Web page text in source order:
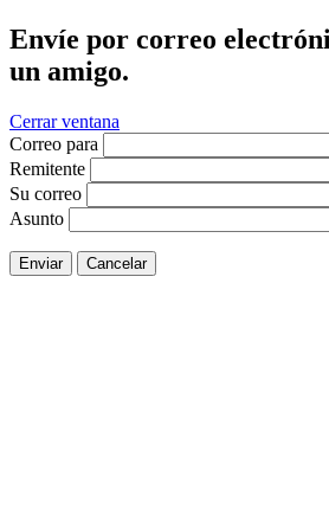
Envíe por correo
un amigo.
Cerrar ventana
Correo para
Remitente
Su correo
Asunto
Enviar Cancelar